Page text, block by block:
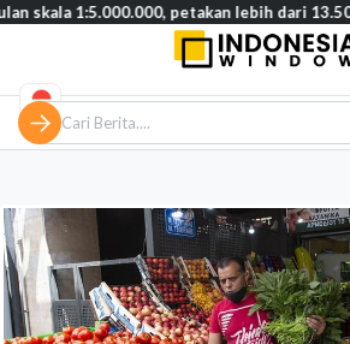
petakan lebih dari 13.500 kawah